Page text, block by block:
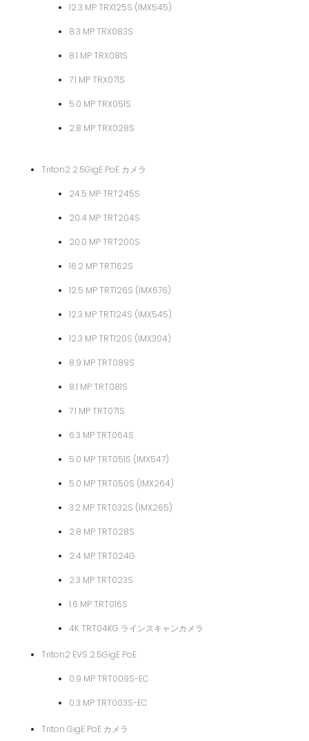
12.3 MP TRX125S (IMX545)
8.3 MP TRX083S
8.1 MP TRX081S
7.1 MP TRX071S
5.0 MP TRX051S
2.8 MP TRX028S
Triton2 2.5GigE PoE カメラ
24.5 MP TRT245S
20.4 MP TRT204S
20.0 MP TRT200S
16.2 MP TRT162S
12.5 MP TRT126S (IMX676)
12.3 MP TRT124S (IMX545)
12.3 MP TRT120S (IMX304)
8.9 MP TRT089S
8.1 MP TRT081S
7.1 MP TRT071S
6.3 MP TRT064S
5.0 MP TRT051S (IMX547)
5.0 MP TRT050S (IMX264)
3.2 MP TRT032S (IMX265)
2.8 MP TRT028S
2.4 MP TRT024G
2.3 MP TRT023S
1.6 MP TRT016S
4K TRT04KG ラインスキャンカメラ
Triton2 EVS 2.5GigE PoE
0.9 MP TRT009S-EC
0.3 MP TRT003S-EC
Triton GigE PoE カメラ